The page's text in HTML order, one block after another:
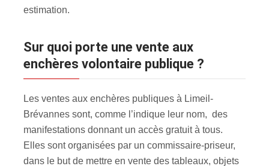
estimation.
Sur quoi porte une vente aux
enchères volontaire publique ?
Les ventes aux enchères publiques à Limeil-
Brévannes sont, comme l’indique leur nom, des
manifestations donnant un accès gratuit à tous.
Elles sont organisées par un commissaire-priseur,
dans le but de mettre en vente des tableaux, objets